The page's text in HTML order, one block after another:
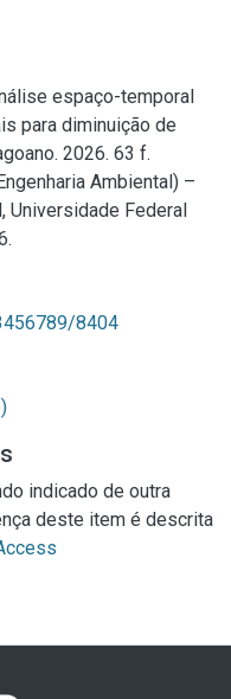
espaço-temporal
para diminuição de
2026. 63 f.
Ambiental) –
Universidade Federal
8404
indicado de outra
deste item é descrita